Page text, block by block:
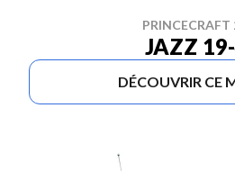
PRINCECRAFT
JAZZ
DÉCOUVRIR CE